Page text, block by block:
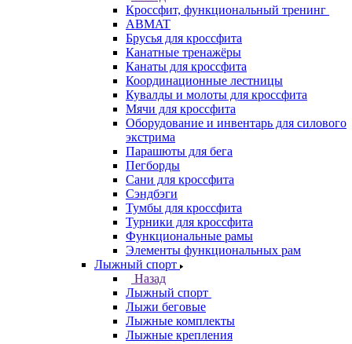
Кроссфит, функциональный тренинг
ABMAT
Брусья для кроссфита
Канатные тренажёры
Канаты для кроссфита
Координационные лестницы
Кувалды и молоты для кроссфита
Мячи для кроссфита
Оборудование и инвентарь для силового
экстрима
Парашюты для бега
Пегборды
Сани для кроссфита
Сэндбэги
Тумбы для кроссфита
Турники для кроссфита
Функциональные рамы
Элементы функциональных рам
Лыжный спорт
Назад
Лыжный спорт
Лыжи беговые
Лыжные комплекты
Лыжные крепления